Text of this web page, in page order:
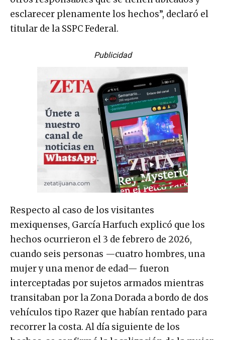
esclarecer plenamente los hechos”, declaró el
titular de la SSPC Federal.
Publicidad
Respecto al caso de los visitantes
mexiquenses, García Harfuch explicó que los
hechos ocurrieron el 3 de febrero de 2026,
cuando seis personas —cuatro hombres, una
mujer y una menor de edad— fueron
interceptadas por sujetos armados mientras
transitaban por la Zona Dorada a bordo de dos
vehículos tipo Razer que habían rentado para
recorrer la costa. Al día siguiente de los